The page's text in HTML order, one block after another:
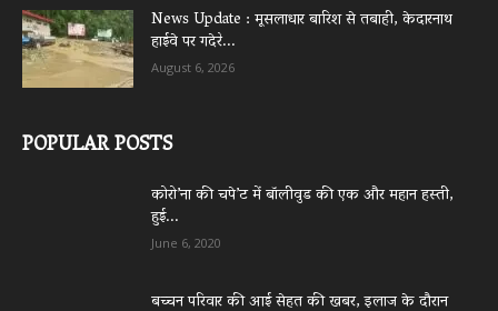
News Update : मूसलाधार बारिश से तबाही, केदारनाथ
हाईवे पर गदेरे...
August 6, 2026
POPULAR POSTS
कोरो’ना की चपे’ट में बॉलीवुड की एक और महान हस्ती,
हुई...
June 6, 2020
बच्चन परिवार की आई सेहत की खबर, इलाज के दौरान